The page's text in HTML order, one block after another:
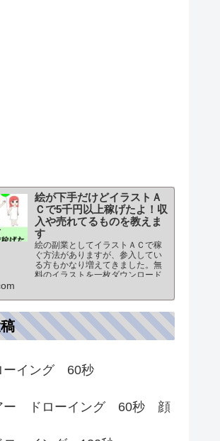
絵が下手だけどイラストＡ
Ｃで5千円以上稼げたよ！収
入や売れてるものを教えま
す
絵の副業としてイラストＡＣで稼
ぐ方法がありますが、参入してい
る方もかなり増えてきました。無
料のイラストを一枚ダウンロード
下手でも稼ぐことができるの？
イング 60秒
ー ドローイング 60秒 顔